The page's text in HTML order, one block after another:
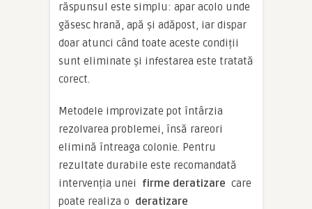
răspunsul este simplu: apar acolo unde
găsesc hrană, apă și adăpost, iar dispar
doar atunci când toate aceste condiții
sunt eliminate și infestarea este tratată
corect.
Metodele improvizate pot întârzia
rezolvarea problemei, însă rareori
elimină întreaga colonie. Pentru
rezultate durabile este recomandată
intervenția unei
firme deratizare care
poate realiza o deratizare